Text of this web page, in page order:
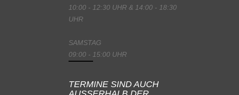
10:00 - 12:30 UHR & 14:00 - 18:30
UHR
SAMSTAG
09:00 - 15:00 UHR
TERMINE SIND AUCH